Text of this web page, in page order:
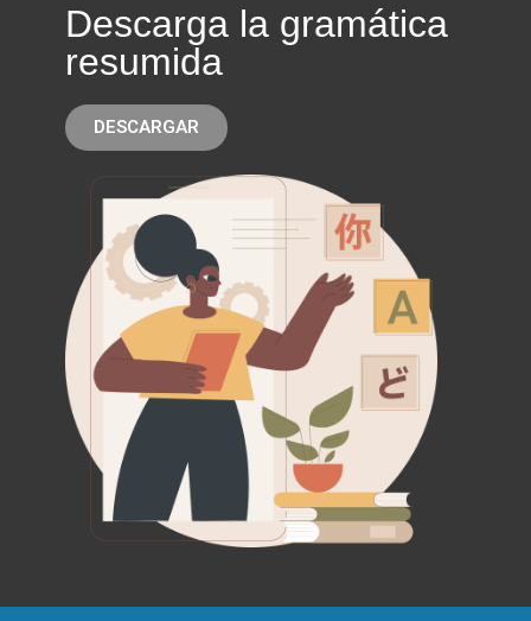
Descarga la gramática
resumida
DESCARGAR